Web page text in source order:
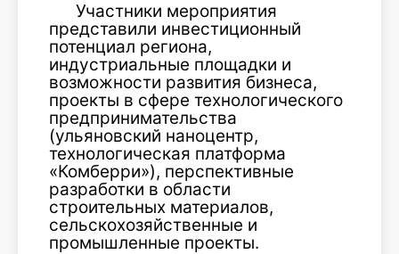
Участники мероприятия
представили инвестиционный
потенциал региона,
индустриальные площадки и
возможности развития бизнеса,
проекты в сфере технологического
предпринимательства
(ульяновский наноцентр,
технологическая платформа
«Комберри»), перспективные
разработки в области
строительных материалов,
сельскохозяйственные и
промышленные проекты.